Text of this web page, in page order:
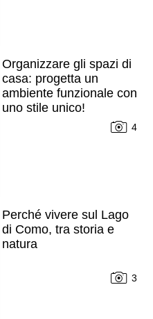
Organizzare gli spazi di
casa: progetta un
ambiente funzionale con
uno stile unico!
4
Perché vivere sul Lago
di Como, tra storia e
natura
3